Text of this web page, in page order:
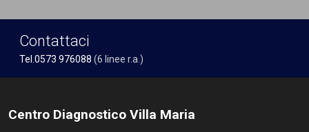
Contattaci
Tel.0573 976088 (6 linee r.a.)
Centro Diagnostico Villa Maria